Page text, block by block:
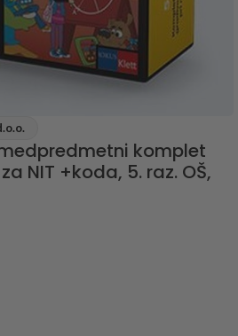
medpredmetni komplet
NIT +koda, 5. raz. OŠ,